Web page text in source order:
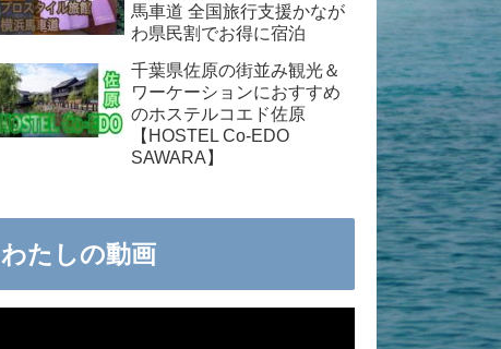
馬車道 全国旅行支援かなが
わ県民割でお得に宿泊
千葉県佐原の街並み観光＆
ワーケーションにおすすめ
のホステルコエド佐原
【HOSTEL Co-EDO
SAWARA】
わたしの動画